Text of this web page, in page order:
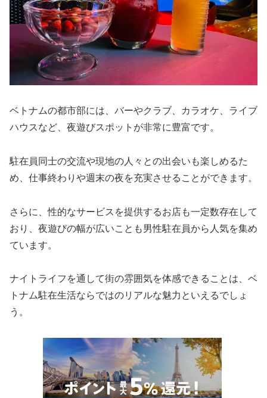
ベトナムの都市部には、バーやクラブ、カラオケ、ライブ
ハウスなど、夜遊びスポットが非常に豊富です。
駐在員同士の交流や現地の人々との出会いも楽しめるた
め、仕事終わりや週末の夜を充実させることができます。
さらに、性的なサービスを提供するお店も一定数存在して
おり、夜遊びの幅が広いことも男性駐在員から人気を集め
ています。
ナイトライフを通して街の雰囲気を体感できることは、ベ
トナム駐在生活ならではのリアルな魅力といえるでしょ
う。